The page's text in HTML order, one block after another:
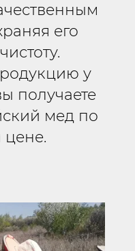
его
у
получаете
мед по
цене.